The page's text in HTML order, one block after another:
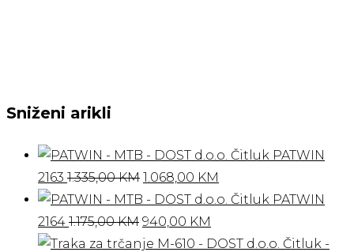
Sniženi arikli
PATWIN
2163 1.335,00KM Izvorna
cijena
bila
je:
1.068,00 KM
cijena
1.068,00 KM.
PATWIN
2164 1.175,00KM Izvorna
cijena
940,00 KM
cijena